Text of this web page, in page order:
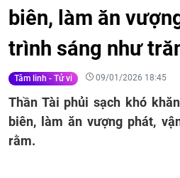
biên, làm ăn
trình sáng như
Tâm linh - Tử vi 09/01/2026 18:45
Thần Tài phủi sạch khó
biên, làm ăn vượng phát,
rằm.